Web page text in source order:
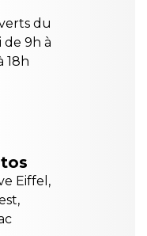
du
de 9h à
18h
Eiffel,